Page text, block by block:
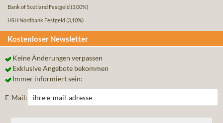
Bank of Scotland Festgeld (3,00%)
HSH Nordbank Festgeld (3,10%)
Kostenloser Newsletter
Keine Änderungen verpassen
Exklusive Angebote bekommen
Immer informiert sein:
E-Mail: